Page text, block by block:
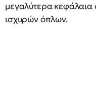
μεγαλύτερα
ισχυρών όπλων.